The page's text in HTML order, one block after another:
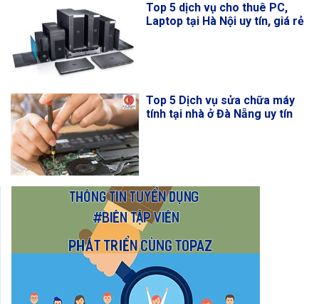
Top 5 dịch vụ cho thuê PC,
Laptop tại Hà Nội uy tín, giá rẻ
Top 5 Dịch vụ sửa chữa máy
tính tại nhà ở Đà Nẵng uy tín